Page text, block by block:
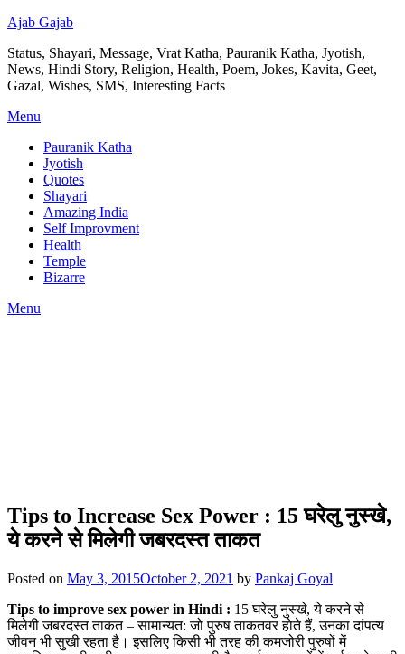
Ajab Gajab
Status, Shayari, Message, Vrat Katha, Pauranik Katha, Jyotish,
News, Hindi Story, Religion, Health, Poem, Jokes, Kavita, Geet,
Gazal, Wishes, SMS, Interesting Facts
Menu
Pauranik Katha
Jyotish
Quotes
Shayari
Amazing India
Self Improvment
Health
Temple
Bizarre
Menu
Tips to Increase Sex Power : 15 घरेलु नुस्खे,
ये करने से मिलेगी जबरदस्त ताकत
Posted on May 3, 2015October 2, 2021 by Pankaj Goyal
Tips to improve sex power in Hindi : 15 घरेलु नुस्खे, ये करने से
मिलेगी जबरदस्त ताकत – सामान्यत: जो पुरुष ताकतवर होते हैं, उनका दांपत्य
जीवन भी सुखी रहता है। इसलिए किसी भी तरह की कमजोरी पुरुषों में